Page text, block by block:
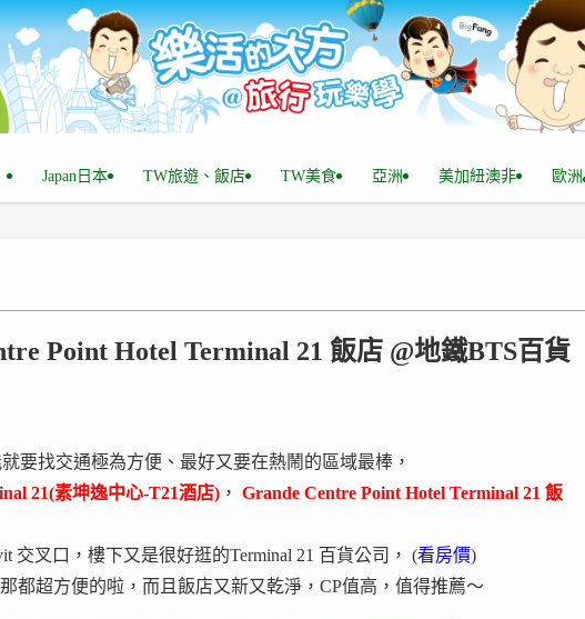
Japan日本 TW旅遊、飯店 TW美食 亞洲 美加紐澳非 歐洲
Point Hotel Terminal 21 飯店 @地鐵BTS百貨
要找交通極為方便、最好又要在熱鬧的區域最棒，
21(素坤逸中心-T21酒店) ， Grande Centre Point Hotel Terminal 21 飯
交叉口，樓下又是很好逛的Terminal 21 百貨公司， (看房價)
都超方便的啦，而且飯店又新又乾淨，CP值高，值得推薦～